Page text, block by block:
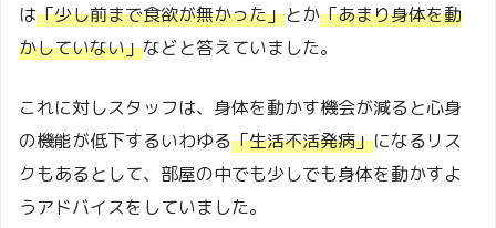
は「少し前まで食欲が無かった」とか「あまり身体を動
かしていない」などと答えていました。
これに対しスタッフは、身体を動かす機会が減ると心身
の機能が低下するいわゆる「生活不活発病」になるリス
クもあるとして、部屋の中でも少しでも身体を動かすよ
うアドバイスをしていました。